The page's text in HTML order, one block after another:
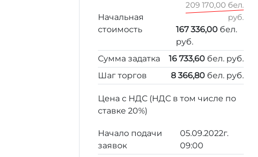
Начальная
стоимость
209 170,00 бел.
руб.
167 336,00бел.
руб.
Сумма задатка
16 733,60 бел. руб.
Шаг торгов
8 366,80 бел. руб.
Цена с НДС (НДС в том числе по
ставке 20%)
Начало подачи
заявок
05.09.2022г.
09:00